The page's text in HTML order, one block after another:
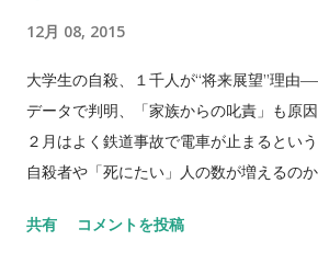
12月 08, 2015
大学生の自殺、１千人が“将来展望”理由
データで判明、「家族からの叱責」も原
２月はよく鉄道事故で電車が止まるとい
自殺者や「死にたい」人の数が増えるの
記事では、内閣府のデータから、「大学
共有 コメントを投稿